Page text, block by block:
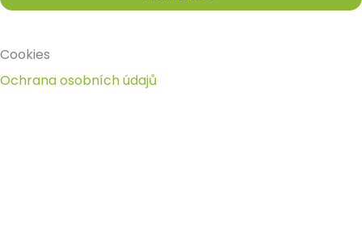
Cookies
Ochrana osobních údajů